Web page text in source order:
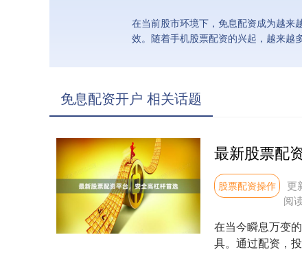
在当前股市环境下，免息配资成为越来
效。随着手机股票配资的兴起，越来越
免息配资开户 相关话题
最新股票配
股票配资操作 更
阅
在当今瞬息万变
具。通过配资，